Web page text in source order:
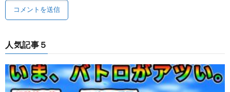
人気記事５